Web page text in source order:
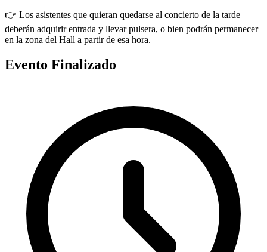
👉 Los asistentes que quieran quedarse al concierto de la tarde
deberán adquirir entrada y llevar pulsera, o bien podrán permanecer
en la zona del Hall a partir de esa hora.
Evento Finalizado